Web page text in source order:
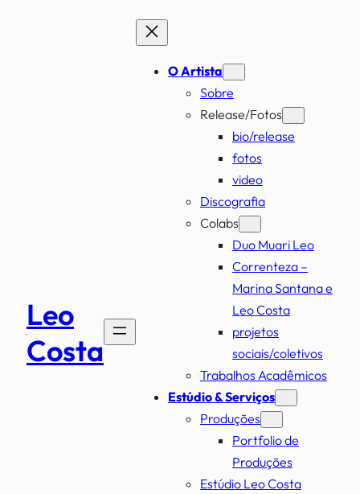
Leo
Costa
O Artista
Sobre
Release/Fotos
bio/release
fotos
video
Discografia
Colabs
Duo Muari Leo
Correnteza –
Marina Santana e
Leo Costa
projetos
sociais/coletivos
Trabalhos Acadêmicos
Estúdio & Serviços
Produções
Portfolio de
Produções
Estúdio Leo Costa